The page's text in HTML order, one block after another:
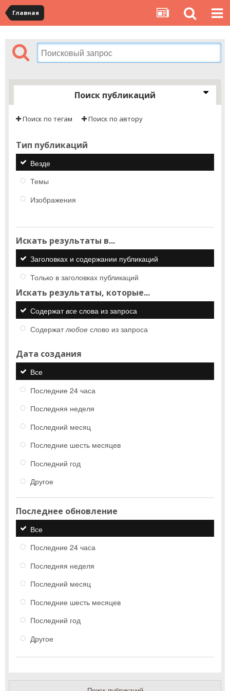
Главная
Поиск публикаций
Поиск по тегам Поиск по автору
Тип публикаций
Везде
Темы
Изображения
Искать результаты в...
Заголовках и содержании публикаций
Только в заголовках публикаций
Искать результаты, которые...
Содержатвсе слова из запроса
Содержатлюбое слово из запроса
Дата создания
Все
Последние 24 часа
Последняя неделя
Последний месяц
Последние шесть месяцев
Последний год
Другое
Последнее обновление
Все
Последние 24 часа
Последняя неделя
Последний месяц
Последние шесть месяцев
Последний год
Другое